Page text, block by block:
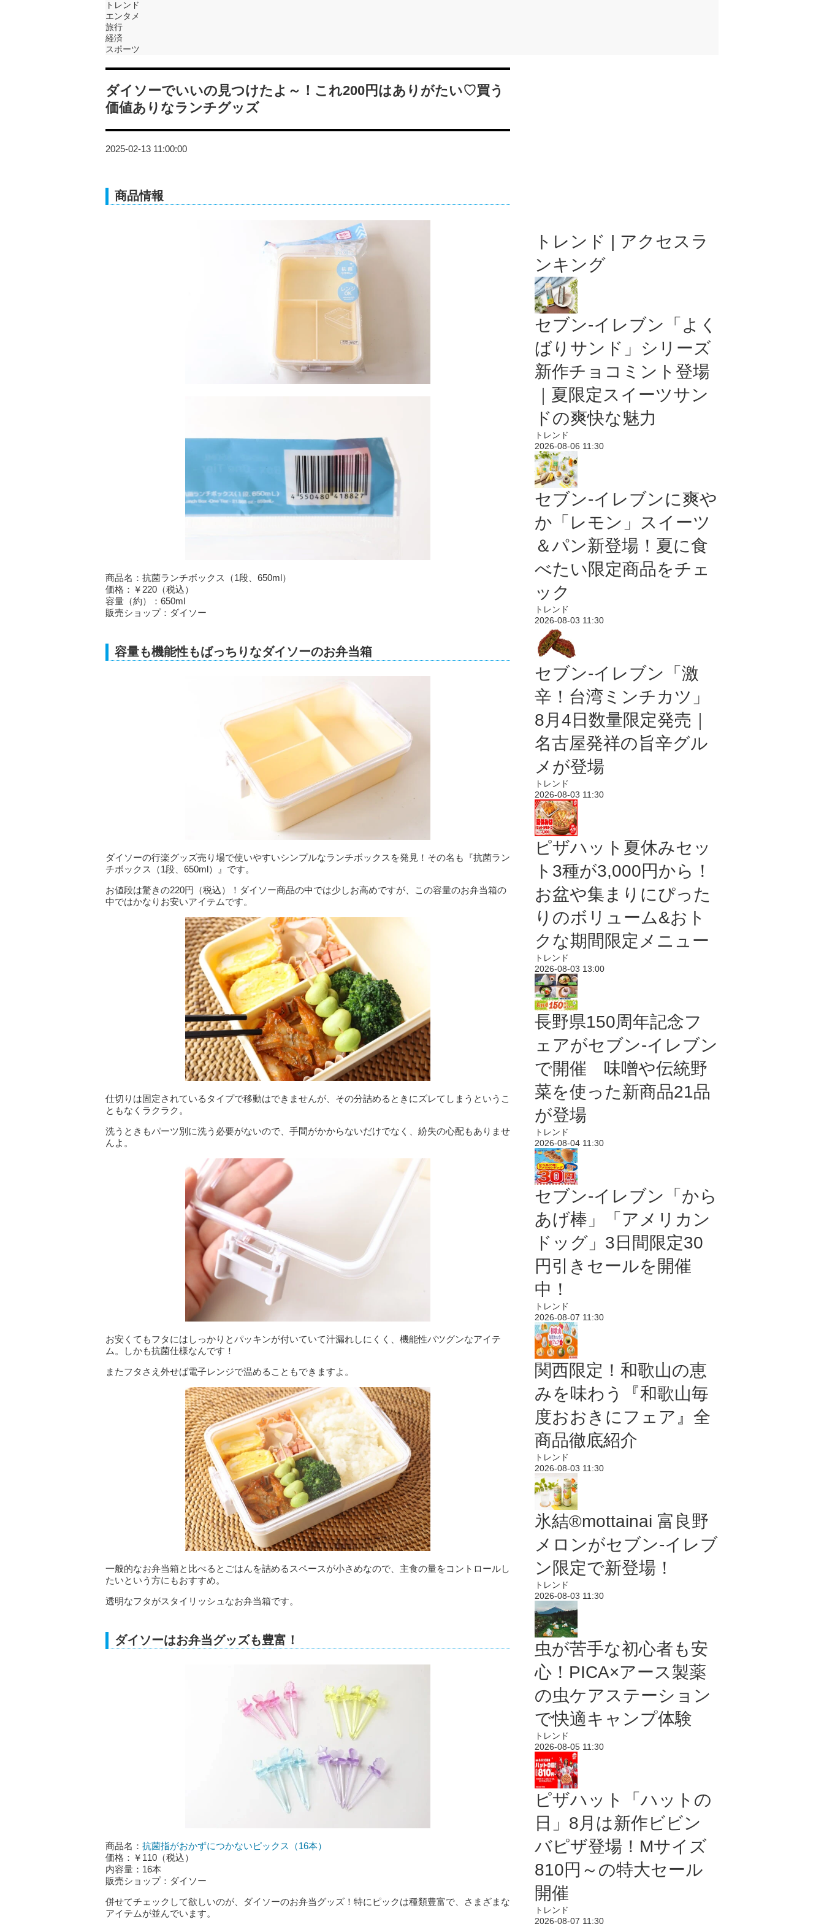
トレンド
エンタメ
旅行
経済
スポーツ
ダイソーでいいの見つけたよ～！これ200円はありがたい♡買う
価値ありなランチグッズ
2025-02-13 11:00:00
商品情報
商品名：抗菌ランチボックス（1段、650ml）
価格：￥220（税込）
容量（約）：650ml
販売ショップ：ダイソー
容量も機能性もばっちりなダイソーのお弁当箱
ダイソーの行楽グッズ売り場で使いやすいシンプルなランチボックスを発見！その名も『抗菌ラン
チボックス（1段、650ml）』です。
お値段は驚きの220円（税込）！ダイソー商品の中では少しお高めですが、この容量のお弁当箱の
中ではかなりお安いアイテムです。
仕切りは固定されているタイプで移動はできませんが、その分詰めるときにズレてしまうというこ
ともなくラクラク。
洗うときもパーツ別に洗う必要がないので、手間がかからないだけでなく、紛失の心配もありませ
んよ。
お安くてもフタにはしっかりとパッキンが付いていて汁漏れしにくく、機能性バツグンなアイテ
ム。しかも抗菌仕様なんです！
またフタさえ外せば電子レンジで温めることもできますよ。
一般的なお弁当箱と比べるとごはんを詰めるスペースが小さめなので、主食の量をコントロールし
たいという方にもおすすめ。
透明なフタがスタイリッシュなお弁当箱です。
ダイソーはお弁当グッズも豊富！
商品名： 抗菌指がおかずにつかないピックス（16本）
価格：￥110（税込）
内容量：16本
販売ショップ：ダイソー
併せてチェックして欲しいのが、ダイソーのお弁当グッズ！特にピックは種類豊富で、さまざまな
アイテムが並んでいます。
トレンド | アクセスラ
ンキング
セブン‐イレブン「よく
ばりサンド」シリーズ
新作チョコミント登場
｜夏限定スイーツサン
ドの爽快な魅力
トレンド
2026-08-06 11:30
セブン‐イレブンに爽や
か「レモン」スイーツ
＆パン新登場！夏に食
べたい限定商品をチェ
ック
トレンド
2026-08-03 11:30
セブン-イレブン「激
辛！台湾ミンチカツ」
8月4日数量限定発売｜
名古屋発祥の旨辛グル
メが登場
トレンド
2026-08-03 11:30
ピザハット夏休みセッ
ト3種が3,000円から！
お盆や集まりにぴった
りのボリューム&おト
クな期間限定メニュー
トレンド
2026-08-03 13:00
長野県150周年記念フ
ェアがセブン-イレブン
で開催 味噌や伝統野
菜を使った新商品21品
が登場
トレンド
2026-08-04 11:30
セブン‐イレブン「から
あげ棒」「アメリカン
ドッグ」3日間限定30
円引きセールを開催
中！
トレンド
2026-08-07 11:30
関西限定！和歌山の恵
みを味わう『和歌山毎
度おおきにフェア』全
商品徹底紹介
トレンド
2026-08-03 11:30
氷結®mottainai 富良野
メロンがセブン‐イレブ
ン限定で新登場！
トレンド
2026-08-03 11:30
虫が苦手な初心者も安
心！PICA×アース製薬
の虫ケアステーション
で快適キャンプ体験
トレンド
2026-08-05 11:30
ピザハット「ハットの
日」8月は新作ビビン
バピザ登場！Mサイズ
810円～の特大セール
開催
トレンド
2026-08-07 11:30